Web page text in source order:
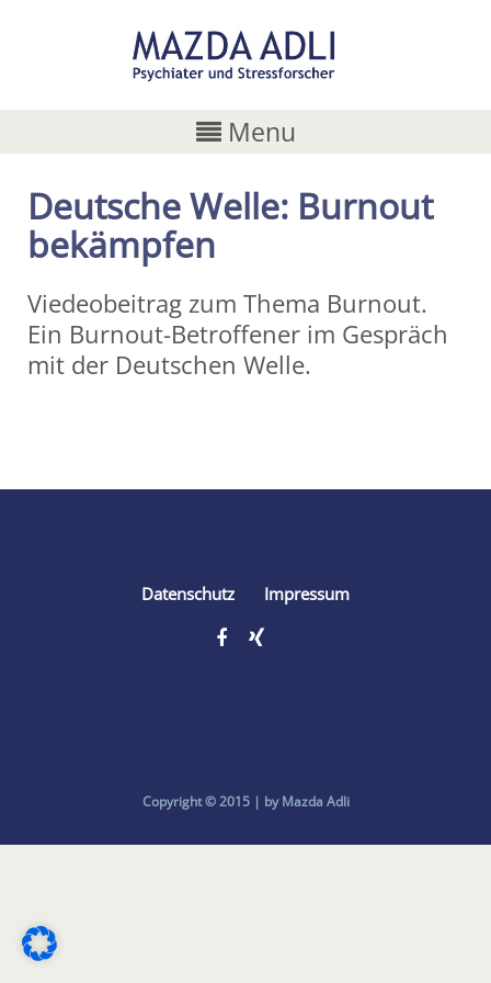
Menu
Deutsche Welle: Burnout
bekämpfen
Viedeobeitrag zum Thema Burnout.
Ein Burnout-Betroffener im Gespräch
mit der Deutschen Welle.
Datenschutz Impressum
Copyright © 2015 | by Mazda Adli